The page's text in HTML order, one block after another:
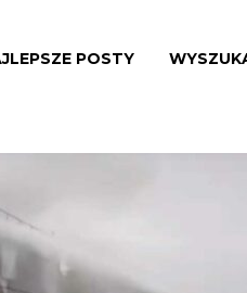
POSTY